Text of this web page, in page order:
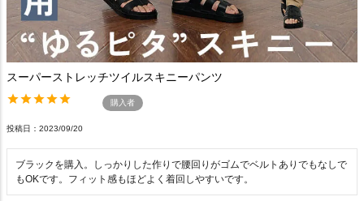
スーパーストレッチツイルスキニーパンツ
購入者
投稿日 2023/09/20
ブラックを購入。しっかりした作りで腰回りがゴムでベルトありでもなしで
もOKです。フィット感もほどよく着回しやすいです。